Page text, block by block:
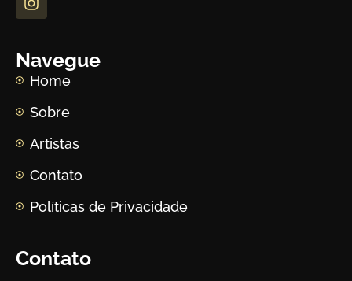
Navegue
Home
Sobre
Artistas
Contato
Políticas de Privacidade
Contato